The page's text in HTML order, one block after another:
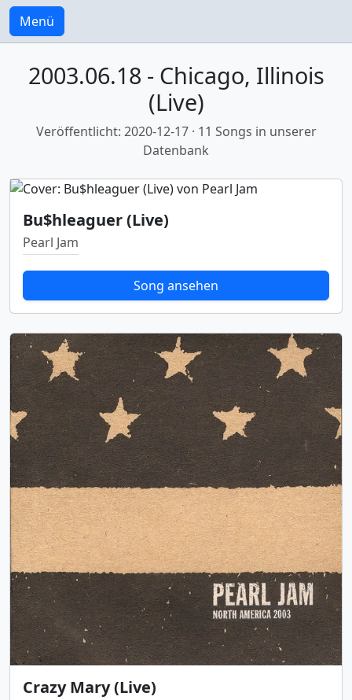
Menü
2003.06.18 - Chicago, Illinois
(Live)
Veröffentlicht: 2020-12-17 · 11 Songs in unserer
Datenbank
Bu$hleaguer (Live)
Pearl Jam
Song ansehen
Crazy Mary (Live)